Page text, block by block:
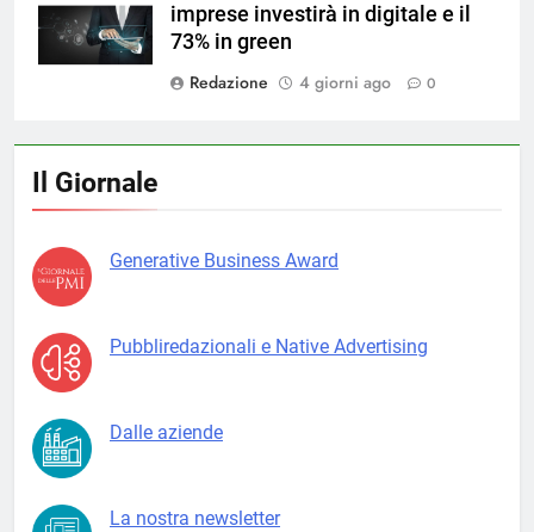
imprese investirà in digitale e il
73% in green
Redazione
4 giorni ago 0
Il Giornale
Generative Business Award
Pubbliredazionali e Native Advertising
Dalle aziende
La nostra newsletter